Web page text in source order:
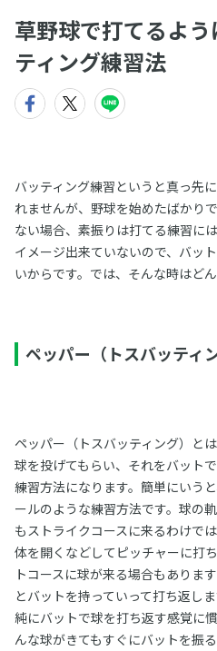
草野球で打てるよ
ティング練習法
バッティング練習というと真っ先
れませんが、野球を始めたばかり
ない場合、素振りは打てる練習に
イメージ出来ていないので、バッ
いからです。では、そんな時はど
ペッパー（トスバッティン
ペッパー（トスバッティング）と
球を投げてもらい、それをバット
練習方法になります。簡単にいう
ールのような練習方法です。球の
もストライクコースに来るわけで
体を開くなどしてピッチャーに打
トコースに球が来る場合もありま
とバットを持っていって打ち返し
純にバットで球を打ち返す感覚に
んな球がきてもすぐにバットを振